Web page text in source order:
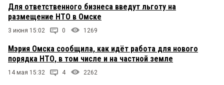
Для ответственного бизнеса введут льготу на
размещение НТО в Омске
3 июня 15:02 0 1269
Мэрия Омска сообщила, как идёт работа для нового
порядка НТО, в том числе и на частной земле
14 мая 15:32 4 2262